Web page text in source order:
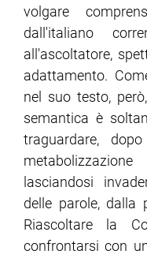
volgare
dall'italiano
all'ascoltatore,
adattamento.
nel suo testo,
semantica è
traguardare,
lasciandosi
delle parole, dalla
Riascoltare la
confrontarsi con